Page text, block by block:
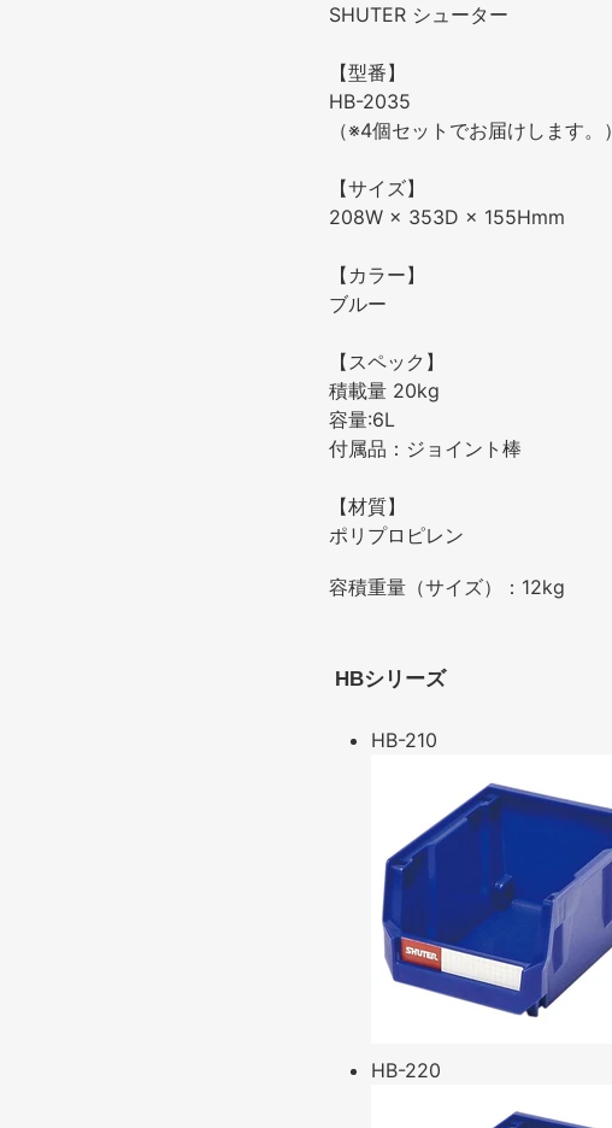
SHUTER シューター
【型番】
HB-2035
（※4個セットでお届けします。）
【サイズ】
208W × 353D × 155Hmm
【カラー】
ブルー
【スペック】
積載量 20kg
容量:6L
付属品：ジョイント棒
【材質】
ポリプロピレン
容積重量（サイズ）：12kg
HBシリーズ
HB-210
HB-220